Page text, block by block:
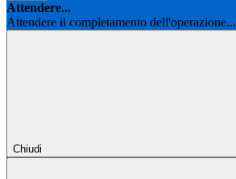
Attendere...
Attendere il completamento dell'operazione...
Chiudi